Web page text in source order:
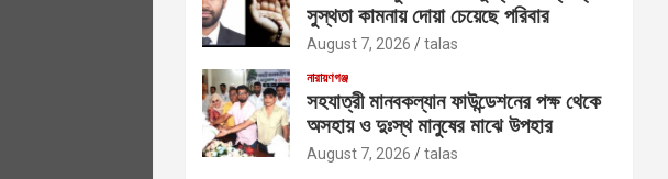
সুস্থতা কামনায় দোয়া চেয়েছে পরিবার
August 7, 2026 talas
নারায়ণগঞ্জ
সহযাত্রী মানবকল্যান ফাউন্ডেশনের পক্ষ থেকে
অসহায় ও দুঃস্থ মানুষের মাঝে উপহার
August 7, 2026 talas